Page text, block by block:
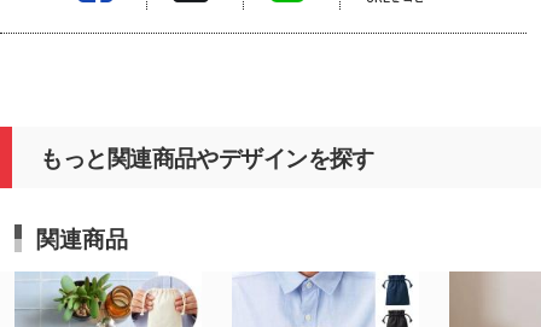
もっと関連商品やデザインを探す
関連商品